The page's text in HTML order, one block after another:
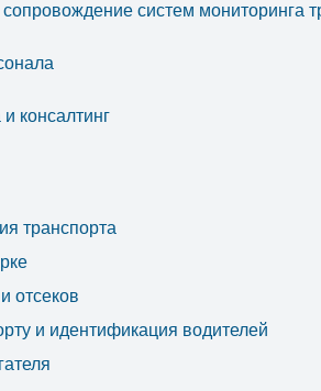
систем мониторинга
консалтинг
транспорта
отсеков
и идентификация водителей